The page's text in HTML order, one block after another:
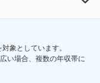
象としています。
い場合、複数の年収帯に